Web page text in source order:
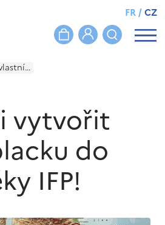
FR/CZ
Přijďte si vytvořit vlastní placku do mediatéky IFP!
vytvořit
do
IFP!